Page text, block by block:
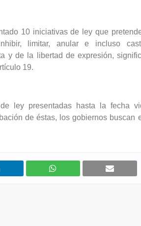
10 iniciativas de ley que
limitar, anular e incluso
y de la libertad de expresión,
19.
ley presentadas hasta la fecha
de éstas, los gobiernos buscan